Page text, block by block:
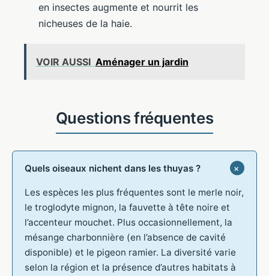
en insectes augmente et nourrit les
nicheuses de la haie.
VOIR AUSSI Aménager un jardin
Quels oiseaux nichent dans les thuyas ?
Les espèces les plus fréquentes sont le merle noir,
le troglodyte mignon, la fauvette à tête noire et
l’accenteur mouchet. Plus occasionnellement, la
mésange charbonnière (en l’absence de cavité
disponible) et le pigeon ramier. La diversité varie
selon la région et la présence d’autres habitats à